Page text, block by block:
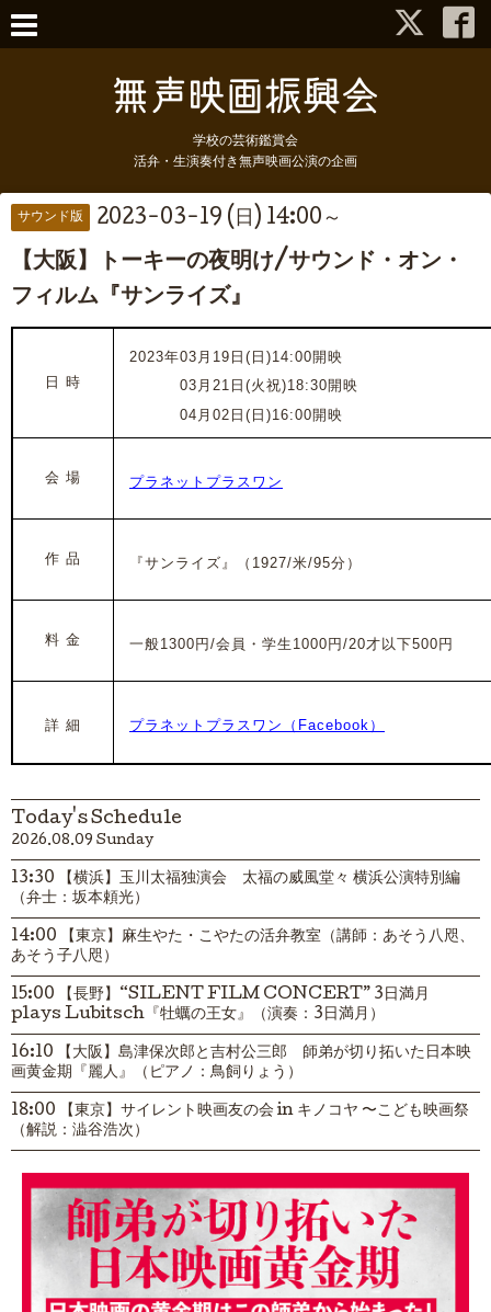
学校の芸術鑑賞会
活弁・生演奏付き無声映画公演の企画
サウンド版 2023-03-19 (日) 14:00～
【大阪】トーキーの夜明け/サウンド・オン・
フィルム『サンライズ』
日 時
2023年03月19日(日)14:00開映
03月21日(火祝)18:30開映
04月02日(日)16:00開映
会 場 プラネットプラスワン
作 品 『サンライズ』（1927/米/95分）
料 金 一般1300円/会員・学生1000円/20才以下500円
詳 細 プラネットプラスワン（Facebook）
Today's Schedule
2026.08.09 Sunday
13:30 【横浜】玉川太福独演会 太福の威風堂々 横浜公演特別編
（弁士：坂本頼光）
14:00 【東京】麻生やた・こやたの活弁教室（講師：あそう八咫、
あそう子八咫）
15:00 【長野】“SILENT FILM CONCERT” 3日満月
plays Lubitsch『牡蠣の王女』（演奏：3日満月）
16:10 【大阪】島津保次郎と吉村公三郎 師弟が切り拓いた日本映
画黄金期『麗人』（ピアノ：鳥飼りょう）
18:00 【東京】サイレント映画友の会 in キノコヤ 〜こども映画祭
（解説：澁谷浩次）